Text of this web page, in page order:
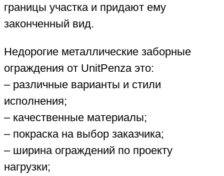
границы участка и придают ему
законченный вид.
Недорогие металлические заборные
ограждения от UnitPenza это:
– различные варианты и стили
исполнения;
– качественные материалы;
– покраска на выбор заказчика;
– ширина ограждений по проекту
нагрузки;